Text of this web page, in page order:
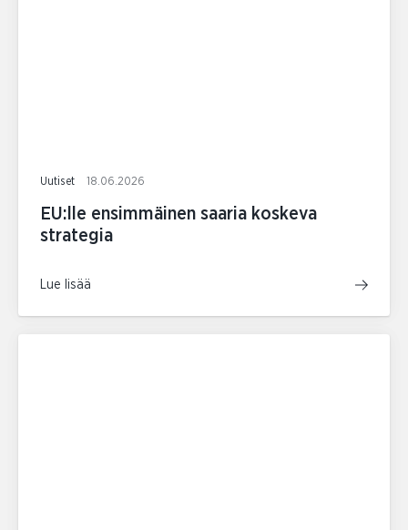
Uutiset 18.06.2026
EU:lle ensimmäinen saaria koskeva
strategia
Lue lisää